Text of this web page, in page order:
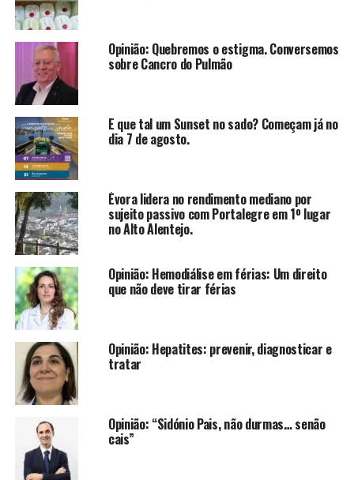
Opinião: Quebremos o estigma. Conversemos
sobre Cancro do Pulmão
E que tal um Sunset no sado? Começam já no
dia 7 de agosto.
Évora lidera no rendimento mediano por
sujeito passivo com Portalegre em 1º lugar
no Alto Alentejo.
Opinião: Hemodiálise em férias: Um direito
que não deve tirar férias
Opinião: Hepatites: prevenir, diagnosticar e
tratar
Opinião: “Sidónio Pais, não durmas… senão
cais”